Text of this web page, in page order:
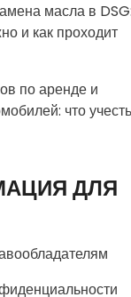
масла в DSG:
и как проходит
по аренде и
что учесть
ДЛЯ